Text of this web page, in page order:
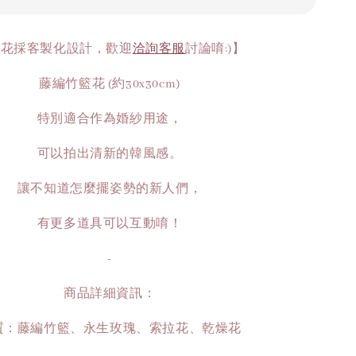
採客製化設計，歡迎洽詢客服討論唷:)】
藤編竹籃花 (約30x30cm)
特別適合作為婚紗用途，
可以拍出清新的韓風感。
讓不知道怎麼擺姿勢的新人們，
有更多道具可以互動唷！
-
商品詳細資訊：
：藤編竹籃、永生玫瑰、索拉花、乾燥花